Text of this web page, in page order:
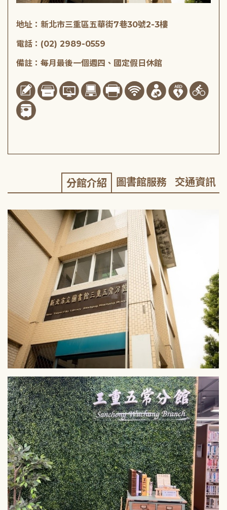
地址：新北市三重區五華街7巷30號2-3樓
電話：(02) 2989-0559
備註：每月最後一個週四、國定假日休館
分館介紹 圖書館服務 交通資訊